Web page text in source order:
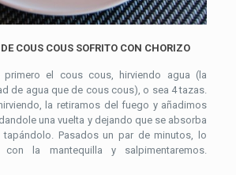
COUS COUS SOFRITO CON CHORIZO
primero el cous cous, hirviendo agua (la
de agua que de cous cous), o sea 4 tazas.
la retiramos del fuego y añadimos
una vuelta y dejando que se absorba
Pasados un par de minutos, lo
con la mantequilla y salpimentaremos.